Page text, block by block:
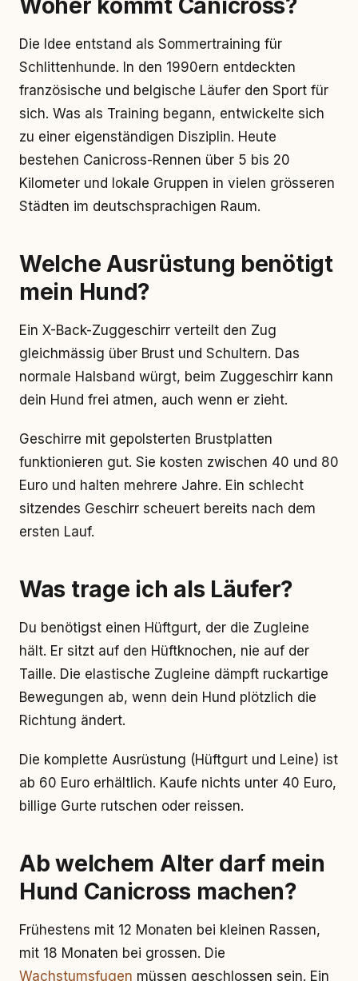
Woher kommt Canicross?
Die Idee entstand als Sommertraining für
Schlittenhunde. In den 1990ern entdeckten
französische und belgische Läufer den Sport für
sich. Was als Training begann, entwickelte sich
zu einer eigenständigen Disziplin. Heute
bestehen Canicross-Rennen über 5 bis 20
Kilometer und lokale Gruppen in vielen grösseren
Städten im deutschsprachigen Raum.
Welche Ausrüstung benötigt
mein Hund?
Ein X-Back-Zuggeschirr verteilt den Zug
gleichmässig über Brust und Schultern. Das
normale Halsband würgt, beim Zuggeschirr kann
dein Hund frei atmen, auch wenn er zieht.
Geschirre mit gepolsterten Brustplatten
funktionieren gut. Sie kosten zwischen 40 und 80
Euro und halten mehrere Jahre. Ein schlecht
sitzendes Geschirr scheuert bereits nach dem
ersten Lauf.
Was trage ich als Läufer?
Du benötigst einen Hüftgurt, der die Zugleine
hält. Er sitzt auf den Hüftknochen, nie auf der
Taille. Die elastische Zugleine dämpft ruckartige
Bewegungen ab, wenn dein Hund plötzlich die
Richtung ändert.
Die komplette Ausrüstung (Hüftgurt und Leine) ist
ab 60 Euro erhältlich. Kaufe nichts unter 40 Euro,
billige Gurte rutschen oder reissen.
Ab welchem Alter darf mein
Hund Canicross machen?
Frühestens mit 12 Monaten bei kleinen Rassen,
mit 18 Monaten bei grossen. Die
Wachstumsfugen müssen geschlossen sein. Ein